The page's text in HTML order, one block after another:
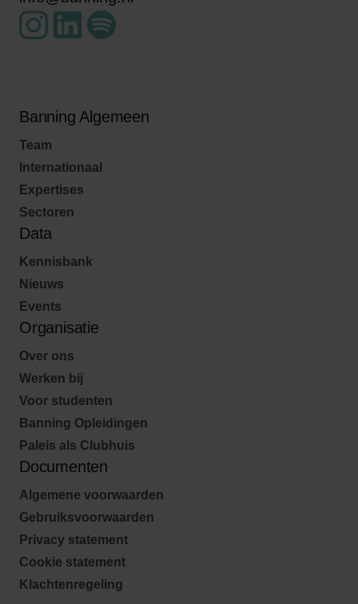
Banning Algemeen
Team
Internationaal
Expertises
Sectoren
Data
Kennisbank
Nieuws
Events
Organisatie
Over ons
Werken bij
Voor studenten
Banning Opleidingen
Paleis als Clubhuis
Documenten
Algemene voorwaarden
Gebruiksvoorwaarden
Privacy statement
Cookie statement
Klachtenregeling